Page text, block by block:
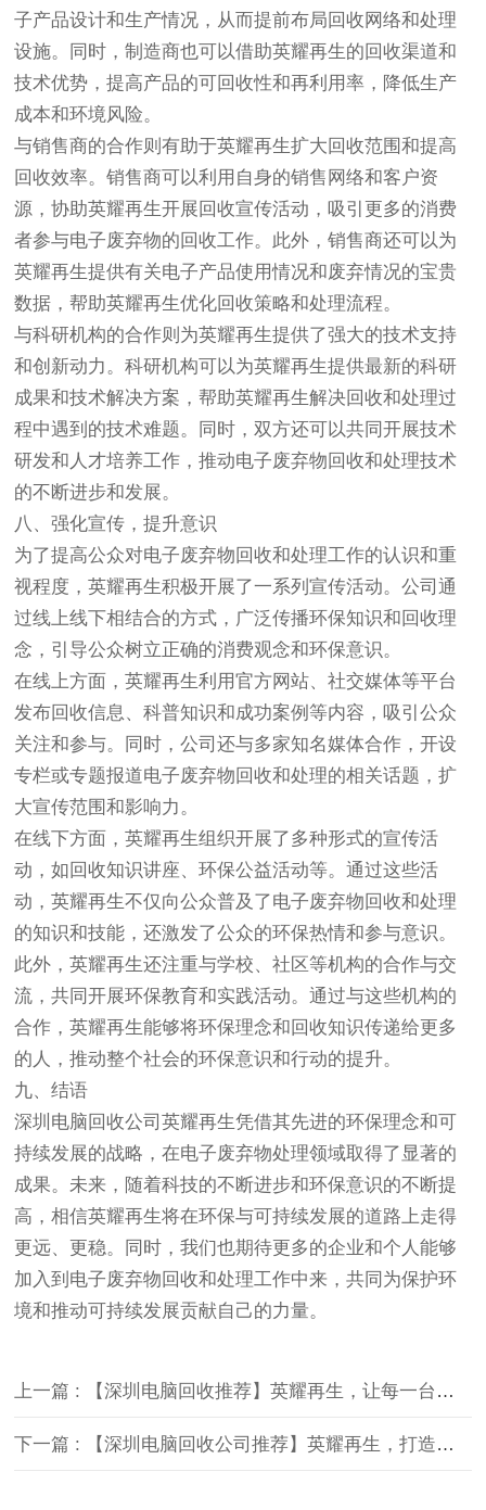
子产品设计和生产情况，从而提前布局回收网络和处理
设施。同时，制造商也可以借助英耀再生的回收渠道和
技术优势，提高产品的可回收性和再利用率，降低生产
成本和环境风险。
与销售商的合作则有助于英耀再生扩大回收范围和提高
回收效率。销售商可以利用自身的销售网络和客户资
源，协助英耀再生开展回收宣传活动，吸引更多的消费
者参与电子废弃物的回收工作。此外，销售商还可以为
英耀再生提供有关电子产品使用情况和废弃情况的宝贵
数据，帮助英耀再生优化回收策略和处理流程。
与科研机构的合作则为英耀再生提供了强大的技术支持
和创新动力。科研机构可以为英耀再生提供最新的科研
成果和技术解决方案，帮助英耀再生解决回收和处理过
程中遇到的技术难题。同时，双方还可以共同开展技术
研发和人才培养工作，推动电子废弃物回收和处理技术
的不断进步和发展。
八、强化宣传，提升意识
为了提高公众对电子废弃物回收和处理工作的认识和重
视程度，英耀再生积极开展了一系列宣传活动。公司通
过线上线下相结合的方式，广泛传播环保知识和回收理
念，引导公众树立正确的消费观念和环保意识。
在线上方面，英耀再生利用官方网站、社交媒体等平台
发布回收信息、科普知识和成功案例等内容，吸引公众
关注和参与。同时，公司还与多家知名媒体合作，开设
专栏或专题报道电子废弃物回收和处理的相关话题，扩
大宣传范围和影响力。
在线下方面，英耀再生组织开展了多种形式的宣传活
动，如回收知识讲座、环保公益活动等。通过这些活
动，英耀再生不仅向公众普及了电子废弃物回收和处理
的知识和技能，还激发了公众的环保热情和参与意识。
此外，英耀再生还注重与学校、社区等机构的合作与交
流，共同开展环保教育和实践活动。通过与这些机构的
合作，英耀再生能够将环保理念和回收知识传递给更多
的人，推动整个社会的环保意识和行动的提升。
九、结语
深圳电脑回收公司英耀再生凭借其先进的环保理念和可
持续发展的战略，在电子废弃物处理领域取得了显著的
成果。未来，随着科技的不断进步和环保意识的不断提
高，相信英耀再生将在环保与可持续发展的道路上走得
更远、更稳。同时，我们也期待更多的企业和个人能够
加入到电子废弃物回收和处理工作中来，共同为保护环
境和推动可持续发展贡献自己的力量。
上一篇 : 【深圳电脑回收推荐】英耀再生，让每一台电脑都得到妥善处理
下一篇 : 【深圳电脑回收公司推荐】英耀再生，打造绿色回收新标杆